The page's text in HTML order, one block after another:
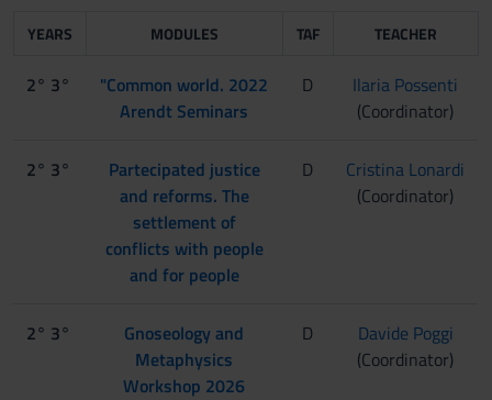
YEARS MODULES TAF TEACHER
2° 3°
"Common world. 2022
Arendt Seminars
D
Ilaria Possenti
(Coordinator)
2° 3°
Partecipated justice
and reforms. The
settlement of
conflicts with people
and for people
D
Cristina Lonardi
(Coordinator)
2° 3°
Gnoseology and
Metaphysics
Workshop 2026
D
Davide Poggi
(Coordinator)